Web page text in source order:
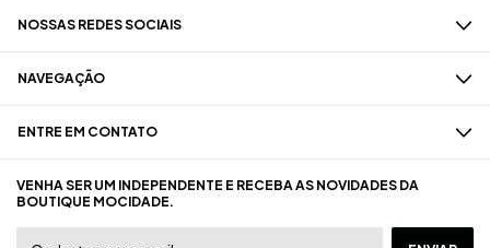
NOSSAS REDES SOCIAIS
NAVEGAÇÃO
ENTRE EM CONTATO
VENHA SER UM INDEPENDENTE E RECEBA AS NOVIDADES DA
BOUTIQUE MOCIDADE.